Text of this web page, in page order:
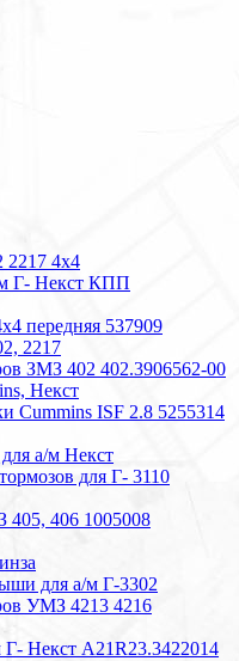
2217 4х4
м Г- Некст КПП
передняя 537909
2217
ЗМЗ 402 402.3906562-00
Некст
Cummins ISF 2.8 5255314
а/м Некст
для Г- 3110
405, 406 1005008
для а/м Г-3302
УМЗ 4213 4216
Г- Некст А21R23.3422014